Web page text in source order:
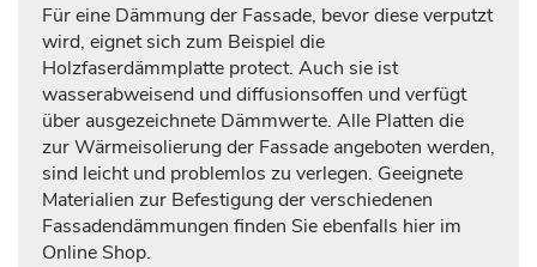
Für eine Dämmung der Fassade, bevor diese verputzt
wird, eignet sich zum Beispiel die
Holzfaserdämmplatte protect. Auch sie ist
wasserabweisend und diffusionsoffen und verfügt
über ausgezeichnete Dämmwerte. Alle Platten die
zur Wärmeisolierung der Fassade angeboten werden,
sind leicht und problemlos zu verlegen. Geeignete
Materialien zur Befestigung der verschiedenen
Fassadendämmungen finden Sie ebenfalls hier im
Online Shop.